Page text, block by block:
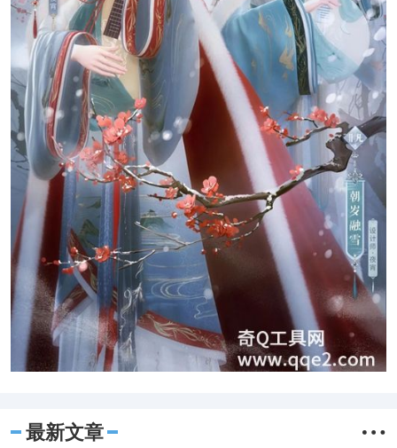
最新文章